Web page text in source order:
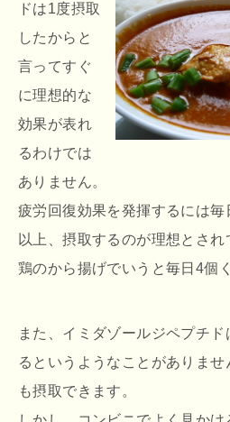
ドは1度摂取
したからと
言ってすぐ
に理想的な
効果が表れ
るわけでは
ありません。
疲労回復効果を発揮するには
以上、摂取するのが理想とされ
鶏のから揚げでいうと毎日4個
また、イミダゾールジペプチ
るというようなことがありま
も摂取できます。